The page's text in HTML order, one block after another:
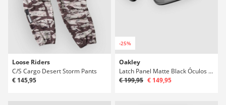
Loose Riders
C/S Cargo Desert Storm Pants
€ 145,95
-25%
Oakley
Latch Panel Matte Black Óculos de Sol
€ 199,95 € 149,95